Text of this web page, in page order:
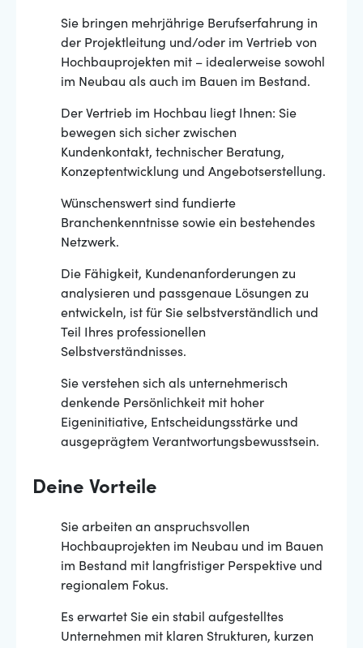
Sie bringen mehrjährige Berufserfahrung in
der Projektleitung und/oder im Vertrieb von
Hochbauprojekten mit – idealerweise sowohl
im Neubau als auch im Bauen im Bestand.
Der Vertrieb im Hochbau liegt Ihnen: Sie
bewegen sich sicher zwischen
Kundenkontakt, technischer Beratung,
Konzeptentwicklung und Angebotserstellung.
Wünschenswert sind fundierte
Branchenkenntnisse sowie ein bestehendes
Netzwerk.
Die Fähigkeit, Kundenanforderungen zu
analysieren und passgenaue Lösungen zu
entwickeln, ist für Sie selbstverständlich und
Teil Ihres professionellen
Selbstverständnisses.
Sie verstehen sich als unternehmerisch
denkende Persönlichkeit mit hoher
Eigeninitiative, Entscheidungsstärke und
ausgeprägtem Verantwortungsbewusstsein.
Deine Vorteile
Sie arbeiten an anspruchsvollen
Hochbauprojekten im Neubau und im Bauen
im Bestand mit langfristiger Perspektive und
regionalem Fokus.
Es erwartet Sie ein stabil aufgestelltes
Unternehmen mit klaren Strukturen, kurzen